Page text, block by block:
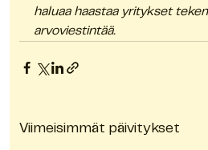
haluaa haastaa yritykset
arvoviestintää.
Viimeisimmät päivitykset